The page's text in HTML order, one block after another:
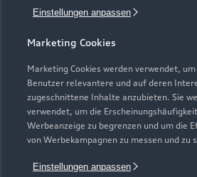
Einstellungen anpassen
Marketing Cookies
Marketing Cookies werden verwendet,
Benutzer relevantere und auf deren
zugeschnittene Inhalte anzubieten. Sie
verwendet, um die
Werbeanzeige zu begrenzen und um die
von Werbekampagnen zu messen und zu
Einstellungen anpassen
Aktionen & Angebote
Geschäftskunden
Audi digital services
myAudi
Audi Online Beratung
Online-Terminvereinbarung
Servicekontakt
Unternehmen
Karriere
Investor Relations
Presse & Media Center
Datenschutz
© 2026 AUDI AG. Alle Rechte
Impressum Rechtliches
Datenschutzinformation
Digital Services Act
EU Data Act